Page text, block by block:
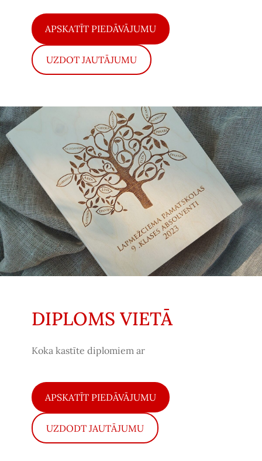
​APSKATĪT PIEDĀVĀJUMU​
​UZDOT JAUTĀJUMU​
DIPLOMS VIETĀ
Koka kastīte diplomiem ar
​APSKATĪT PIEDĀVĀJUMU​
​UZDODT JAUTĀJUMU​